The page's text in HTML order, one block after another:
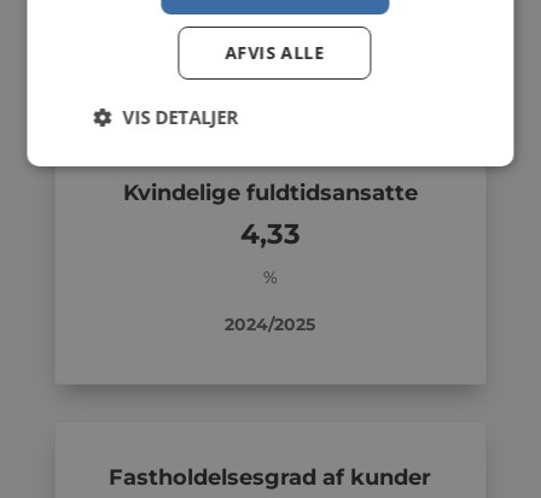
Kvindelige fuldtidsansatte
4,33
%
2024/2025
Fastholdelsesgrad af kunder
AFVIS ALLE
VIS DETALJER